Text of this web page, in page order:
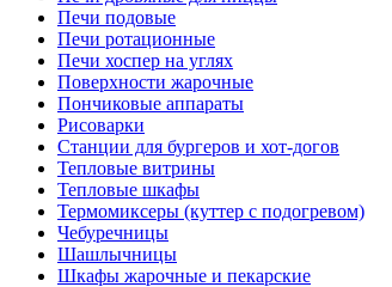
Печи подовые
Печи ротационные
Печи хоспер на углях
Поверхности жарочные
Пончиковые аппараты
Рисоварки
Станции для бургеров и хот-догов
Тепловые витрины
Тепловые шкафы
Термомиксеры (куттер с подогревом)
Чебуречницы
Шашлычницы
Шкафы жарочные и пекарские